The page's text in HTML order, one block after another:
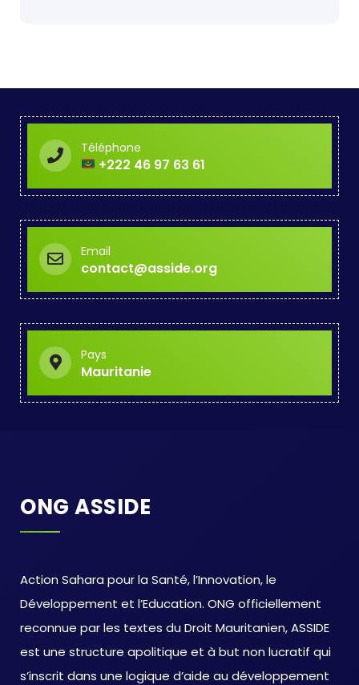
Téléphone
+222 46 97 63 61
Email
contact@asside.org
Pays
Mauritanie
ONG ASSIDE
Action Sahara pour la Santé, l’Innovation, le
Développement et l’Education. ONG officiellement
reconnue par les textes du Droit Mauritanien, ASSIDE
est une structure apolitique et à but non lucratif qui
s’inscrit dans une logique d’aide au développement